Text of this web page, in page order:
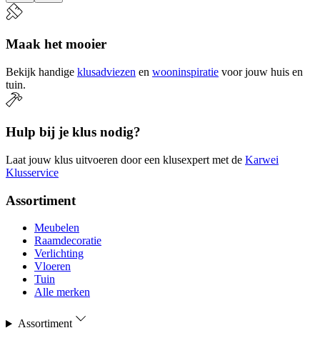
Maak het mooier
Bekijk handige klusadviezen en wooninspiratie voor jouw huis en
tuin.
Hulp bij je klus nodig?
Laat jouw klus uitvoeren door een klusexpert met de Karwei
Klusservice
Assortiment
Meubelen
Raamdecoratie
Verlichting
Vloeren
Tuin
Alle merken
Assortiment